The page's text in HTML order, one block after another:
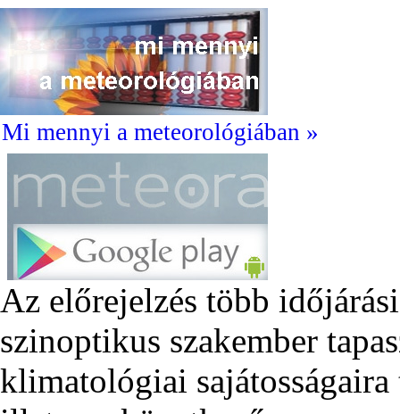
Mi mennyi a meteorológiában »
Az előrejelzés több
szinoptikus szakember
klimatológiai